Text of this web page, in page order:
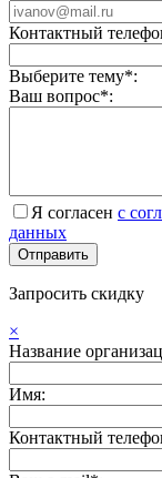
Контактный
Выберите тему*:
Ваш вопрос*:
Я согласен с
данных
Запросить скидку
×
Название
Имя:
Контактный